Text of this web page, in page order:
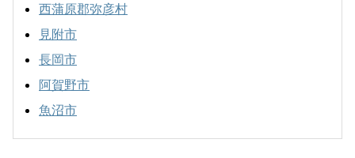
西蒲原郡弥彦村
見附市
長岡市
阿賀野市
魚沼市